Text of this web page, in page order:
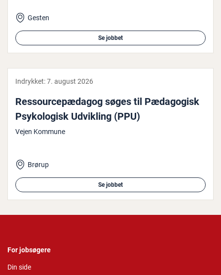
Gesten
Se jobbet
Indrykket:7. august 2026
Res­sour­ce­pæ­da­gog søges til Pæ­da­go­gisk
Psy­ko­lo­gisk Udvikling (PPU)
Vejen Kommune
Brørup
Se jobbet
For jobsøgere
Din side